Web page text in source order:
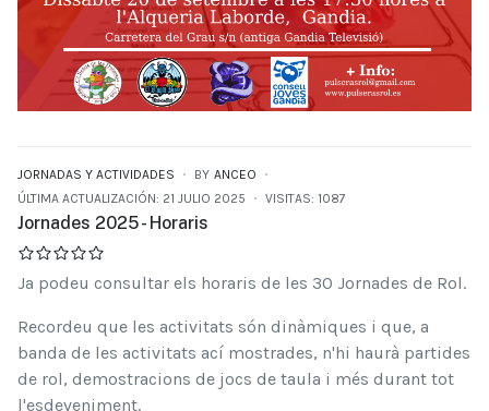
JORNADAS Y ACTIVIDADES BY ANCEO
ÚLTIMA ACTUALIZACIÓN: 21 JULIO 2025
VISITAS: 1087
Jornades 2025 - Horaris
Ja podeu consultar els horaris de les 30 Jornades de Rol.
Recordeu que les activitats són dinàmiques i que, a
banda de les activitats ací mostrades, n'hi haurà partides
de rol, demostracions de jocs de taula i més durant tot
l'esdeveniment.